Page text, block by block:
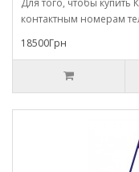
Для того, чтобы купить
контактным номерам
18500Грн